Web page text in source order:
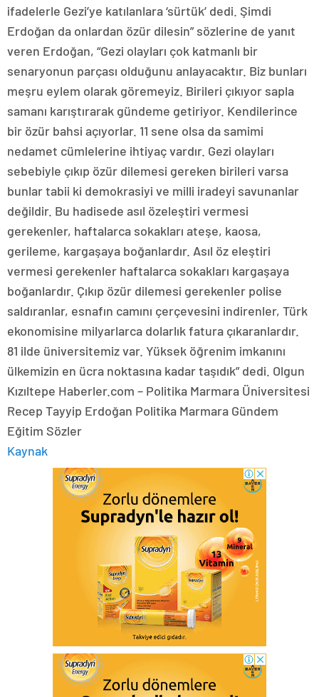
ifadelerle Gezi’ye katılanlara ‘sürtük’ dedi. Şimdi
Erdoğan da onlardan özür dilesin” sözlerine de yanıt
veren Erdoğan, “Gezi olayları çok katmanlı bir
senaryonun parçası olduğunu anlayacaktır. Biz bunları
meşru eylem olarak göremeyiz. Birileri çıkıyor sapla
samanı karıştırarak gündeme getiriyor. Kendilerince
bir özür bahsi açıyorlar. 11 sene olsa da samimi
nedamet cümlelerine ihtiyaç vardır. Gezi olayları
sebebiyle çıkıp özür dilemesi gereken birileri varsa
bunlar tabii ki demokrasiyi ve milli iradeyi savunanlar
değildir. Bu hadisede asıl özeleştiri vermesi
gerekenler, haftalarca sokakları ateşe, kaosa,
gerileme, kargaşaya boğanlardır. Asıl öz eleştiri
vermesi gerekenler haftalarca sokakları kargaşaya
boğanlardır. Çıkıp özür dilemesi gerekenler polise
saldıranlar, esnafın camını çerçevesini indirenler, Türk
ekonomisine milyarlarca dolarlık fatura çıkaranlardır.
81 ilde üniversitemiz var. Yüksek öğrenim imkanını
ülkemizin en ücra noktasına kadar taşıdık” dedi. Olgun
Kızıltepe Haberler.com – Politika Marmara Üniversitesi
Recep Tayyip Erdoğan Politika Marmara Gündem
Eğitim Sözler
Kaynak